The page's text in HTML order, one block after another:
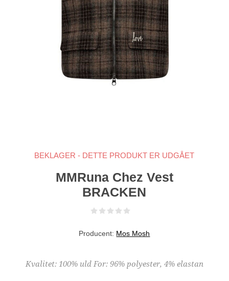
BEKLAGER - DETTE PRODUKT ER UDGÅET
MMRuna Chez Vest
BRACKEN
Producent: Mos Mosh
Kvalitet: 100% uld For: 96% polyester, 4% elastan